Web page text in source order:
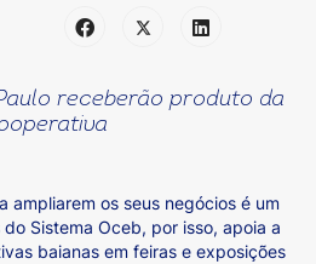
receberão produto da
ampliarem os seus negócios é um
Sistema Oceb, por isso, apoia a
baianas em feiras e exposições